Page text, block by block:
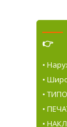
👉
•
•
•
•
•